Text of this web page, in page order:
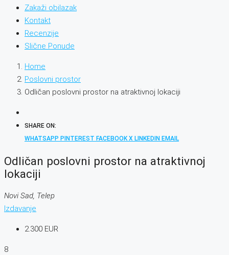
Zakaži obilazak
Kontakt
Recenzije
Slične Ponude
Home
Poslovni prostor
Odličan poslovni prostor na atraktivnoj lokaciji
SHARE ON:
WHATSAPP PINTEREST FACEBOOK X LINKEDIN EMAIL
Odličan poslovni prostor na atraktivnoj
lokaciji
Novi Sad, Telep
Izdavanje
2.300 EUR
8